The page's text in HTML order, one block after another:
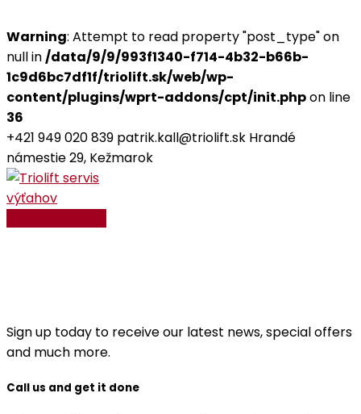
Warning: Attempt to read property "post_type" on
null in/data/9/9/993f1340-f714-4b32-b66b-
1c9d6bc7df1f/triolift.sk/web/wp-
content/plugins/wprt-addons/cpt/init.phpon line
36
+421 949 020 839 patrik.kall@triolift.sk Hrandé
námestie 29, Kežmarok
Facebook
Profile
Instagram
Profile
Sign up today to receive our latest news, special offers
and much more.
Call us and get it done